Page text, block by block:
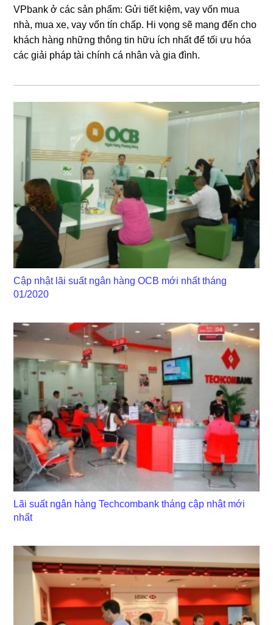
VPbank ở các sản phẩm: Gửi tiết kiệm, vay vốn mua
nhà, mua xe, vay vốn tín chấp. Hi vọng sẽ mang đến cho
khách hàng những thông tin hữu ích nhất để tối ưu hóa
các giải pháp tài chính cá nhân và gia đình.
Cập nhật lãi suất ngân hàng OCB mới nhất tháng
01/2020
Lãi suất ngân hàng Techcombank tháng cập nhật mới
nhất